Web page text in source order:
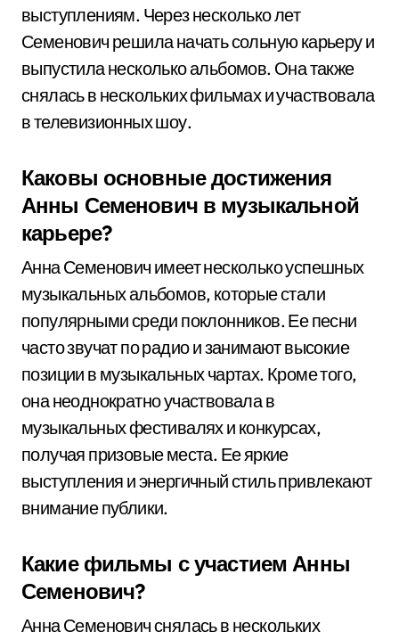
выступлениям. Через несколько лет
Семенович решила начать сольную карьеру и
выпустила несколько альбомов. Она также
снялась в нескольких фильмах и участвовала
в телевизионных шоу.
Каковы основные достижения
Анны Семенович в музыкальной
карьере?
Анна Семенович имеет несколько успешных
музыкальных альбомов, которые стали
популярными среди поклонников. Ее песни
часто звучат по радио и занимают высокие
позиции в музыкальных чартах. Кроме того,
она неоднократно участвовала в
музыкальных фестивалях и конкурсах,
получая призовые места. Ее яркие
выступления и энергичный стиль привлекают
внимание публики.
Какие фильмы с участием Анны
Семенович?
Анна Семенович снялась в нескольких